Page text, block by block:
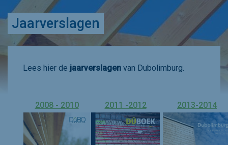
Jaarverslagen
Lees hier de jaarverslagen van Dubolimburg.
2008 - 2010 2011 -2012 2013-2014